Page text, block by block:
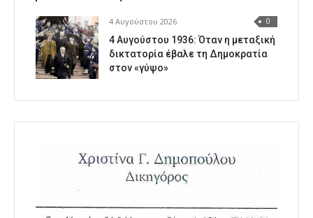
4 Αυγούστου 2026 0
4 Αυγούστου 1936: Όταν η μεταξική
δικτατορία έβαλε τη Δημοκρατία
στον «γύψο»